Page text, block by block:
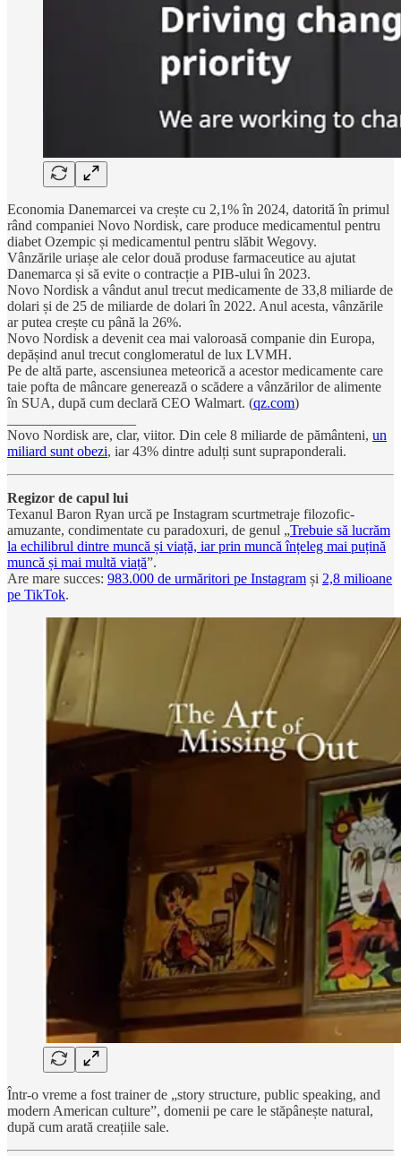
Economia Danemarcei va crește cu 2,1% în 2024, datorită în primul
rând companiei Novo Nordisk, care produce medicamentul pentru
diabet Ozempic și medicamentul pentru slăbit Wegovy.
Vânzările uriașe ale celor două produse farmaceutice au ajutat
Danemarca și să evite o contracție a PIB-ului în 2023.
Novo Nordisk a vândut anul trecut medicamente de 33,8 miliarde de
dolari și de 25 de miliarde de dolari în 2022. Anul acesta, vânzările
ar putea crește cu până la 26%.
Novo Nordisk a devenit cea mai valoroasă companie din Europa,
depășind anul trecut conglomeratul de lux LVMH.
Pe de altă parte, ascensiunea meteorică a acestor medicamente care
taie pofta de mâncare generează o scădere a vânzărilor de alimente
în SUA, după cum declară CEO Walmart. (qz.com)
Novo Nordisk are, clar, viitor. Din cele 8 miliarde de pământeni, un
miliard sunt obezi, iar 43% dintre adulți sunt supraponderali.
Regizor de capul lui
Texanul Baron Ryan urcă pe Instagram scurtmetraje filozofic-
amuzante, condimentate cu paradoxuri, de genul „Trebuie să lucrăm
la echilibrul dintre muncă și viață, iar prin muncă înțeleg mai puțină
muncă și mai multă viață”.
Are mare succes: 983.000 de urmăritori pe Instagram și 2,8 milioane
pe TikTok.
Într-o vreme a fost trainer de „story structure, public speaking, and
modern American culture”, domenii pe care le stăpânește natural,
după cum arată creațiile sale.